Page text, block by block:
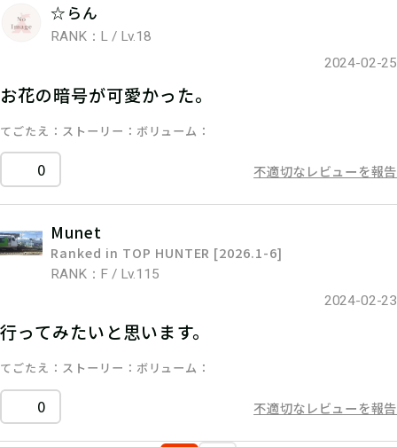
☆らん
RANK：L / Lv.18
2024-02-25
お花の暗号が可愛かった。
てごたえ ストーリー ボリューム
0 不適切なレビューを報告
Munet
Ranked in TOP HUNTER [2026.1-6]
RANK：F / Lv.115
2024-02-23
行ってみたいと思います。
てごたえ ストーリー ボリューム
0 不適切なレビューを報告